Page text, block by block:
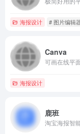
海报设计 # 图片编辑
Canva
可画在线平
海报设计
鹿班
淘宝海报智